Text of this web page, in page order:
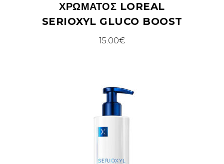
ΧΡΏΜΑΤΟΣ LOREAL
SERIOXYL GLUCO BOOST
15.00€